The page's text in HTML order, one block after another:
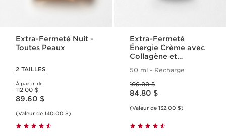
Extra-Fermeté Nuit -
Toutes Peaux
2 TAILLES
À partir de
Ancien prix 112.00 $
112.00 $
Nouveau prix 89.60 $
89.60 $
(Valeur de 140.00 $)
Extra-Fermeté
Énergie Crème avec
Collagène et
Recharge
50 ml - Recharge
106.00 $
Nouveau prix 84.80 $
84.80 $
(Valeur de 132.00 $)